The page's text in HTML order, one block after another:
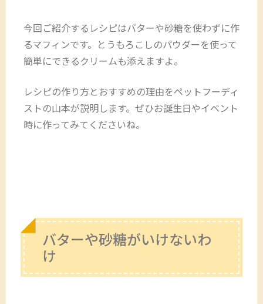
今回ご紹介するレシピはバターや砂糖を使わずに作
るマフィンです。とうもろこしのパウダーを使って
簡単にできるクリームも添えますよ。
レシピの作り方とおすすめの理由をペットフーディ
ストの山本が説明します。ぜひお誕生日やイベント
時に作ってみてくださいね。
バターや砂糖がいけないわ
け